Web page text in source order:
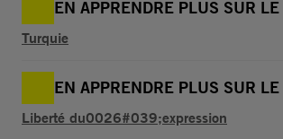
EN APPRENDRE PLUS SUR LE
Turquie
EN APPRENDRE PLUS SUR LE
Liberté du0026#039;expression